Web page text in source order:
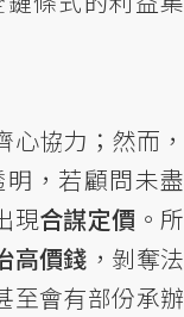
協力；然而，
，若顧問未盡
現合謀定價 。所
高價錢 ，剝奪法
至會有部份承辦